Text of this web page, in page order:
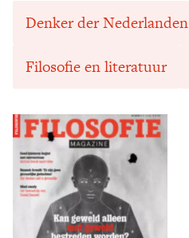
Denker der Nederlanden
Filosofie en literatuur